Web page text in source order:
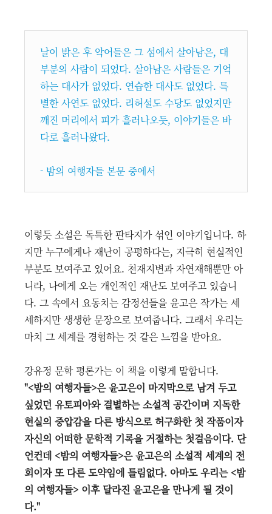
날이 밝은 후 악어들은 그 섬에서 살아남은, 대
부분의 사람이 되었다. 살아남은 사람들은 기억
하는 대사가 없었다. 연습한 대사도 없었다. 특
별한 사연도 없었다. 리허설도 수당도 없었지만
깨진 머리에서 피가 흘러나오듯, 이야기들은 바
다로 흘러나왔다.
- 밤의 여행자들 본문 중에서
이렇듯 소설은 독특한 판타지가 섞인 이야기입니다. 하
지만 누구에게나 재난이 공평하다는, 지극히 현실적인
부분도 보여주고 있어요. 천재지변과 자연재해뿐만 아
니라, 나에게 오는 개인적인 재난도 보여주고 있습니
다. 그 속에서 요동치는 감정선들을 윤고은 작가는 세
세하지만 생생한 문장으로 보여줍니다. 그래서 우리는
마치 그 세계를 경험하는 것 같은 느낌을 받아요.
강유정 문학 평론가는 이 책을 이렇게 말합니다.
"<밤의 여행자들>은 윤고은이 마지막으로 남겨 두고
싶었던 유토피아와 결별하는 소설적 공간이며 지독한
현실의 중압감을 다른 방식으로 허구화한 첫 작품이자
자신의 어떠한 문학적 기록을 거절하는 첫걸음이다. 단
언컨데 <밤의 여행자들>은 윤고은의 소설적 세계의 전
회이자 또 다른 도약임에 틀림없다. 아마도 우리는 <밤
의 여행자들> 이후 달라진 윤고은을 만나게 될 것이
다."